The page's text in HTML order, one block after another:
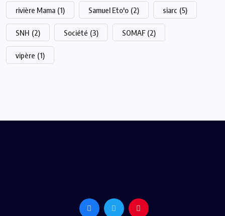
rivière Mama (1) Samuel Eto'o (2) siarc (5)
SNH (2) Société (3) SOMAF (2)
vipère (1)